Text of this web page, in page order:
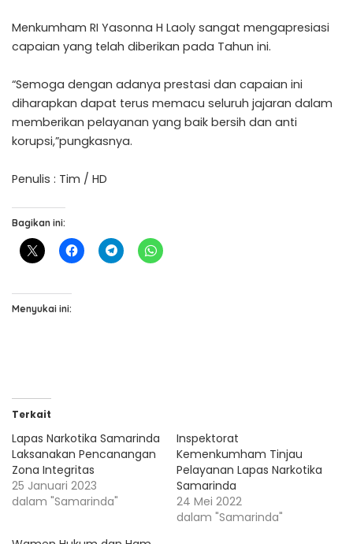
Menkumham RI Yasonna H Laoly sangat mengapresiasi
capaian yang telah diberikan pada Tahun ini.
“Semoga dengan adanya prestasi dan capaian ini
diharapkan dapat terus memacu seluruh jajaran dalam
memberikan pelayanan yang baik bersih dan anti
korupsi,”pungkasnya.
Penulis : Tim / HD
Bagikan ini:
Menyukai ini:
Terkait
Lapas Narkotika Samarinda
Laksanakan Pencanangan
Zona Integritas
25 Januari 2023
dalam "Samarinda"
Inspektorat
Kemenkumham Tinjau
Pelayanan Lapas Narkotika
Samarinda
24 Mei 2022
dalam "Samarinda"